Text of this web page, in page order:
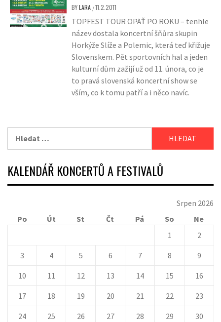
BYLARA /11.2.2011
TOPFEST TOUR OPÄŤ PO ROKU – tenhle
název dostala koncertní šňůra skupin
Horkýže Slíže a Polemic, která teď křižuje
Slovenskem. Pět sportovních hal a jeden
kulturní dům zažijí už od 11. února, co je
to pravá slovenská koncertní show se
vším, co k tomu patří a i něco navíc.
KALENDÁŘ KONCERTŮ A FESTIVALŮ
Srpen 2026
Po
Út St Čt Pá So
Ne
1
2
3 4 5 6 7 8 9
10 11 12 13 14 15 16
17 18 19 20 21 22 23
24 25 26 27 28 29 30